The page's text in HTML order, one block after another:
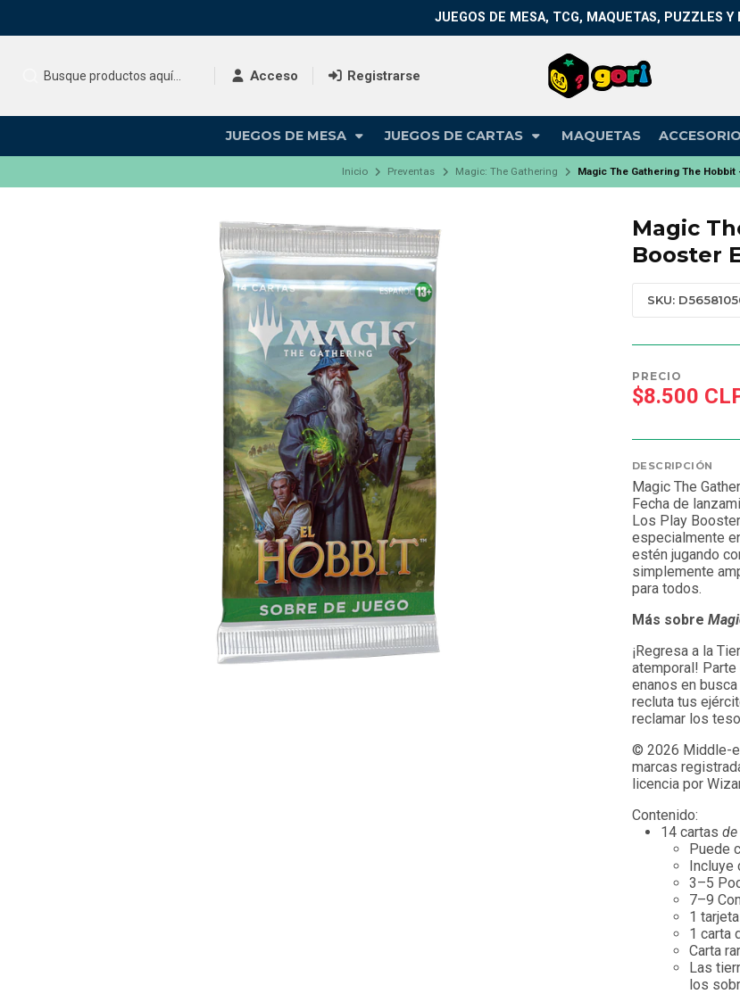
Acceso Registrarse
JUEGOS DE MESA JUEGOS DE CARTAS MAQUETAS
JUEGOS DE MESA, TCG, MAQUETAS, PUZZLES Y
Inicio Preventas Magic: The Gathering Magic The Gathering The Hobbit
Magic
Booster
SKU:
PRECIO
$8.500
DESCRIPCIÓN
Magic The
Fecha de
Los Play
especialmente
estén jugando
simplemente
para todos.
Más sobre
¡Regresa a la
atemporal! Parte
enanos en
recluta tus
reclamar los
© 2026 Middle-
marcas
licencia por
Contenido:
14 cartas
Puede
Incluye
3–5
7–9
1
1 carta
Carta
Las
los